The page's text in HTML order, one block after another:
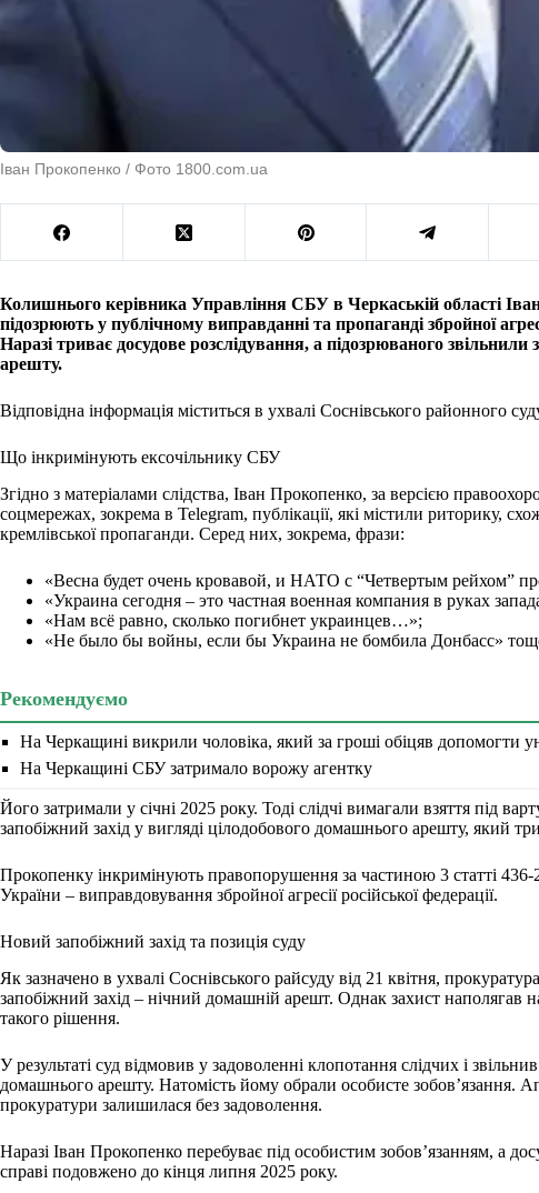
Іван Прокопенко / Фото 1800.com.ua
Колишнього керівника Управління СБУ в Черкаській області
підозрюють у публічному виправданні та пропаганді збройної
Наразі триває досудове розслідування, а підозрюваного звільнили
арешту.
Відповідна інформація міститься в ухвалі Соснівського районного
Що інкримінують ексочільнику СБУ
Згідно з матеріалами слідства, Іван Прокопенко, за версією
соцмережах, зокрема в Telegram, публікації, які містили риторику,
кремлівської пропаганди. Серед них, зокрема, фрази:
«Весна будет очень кровавой, и НАТО с “Четвертым рейхом”
«Украина сегодня – это частная военная компания в руках
«Нам всё равно, сколько погибнет украинцев…»;
«Не было бы войны, если бы Украина не бомбила Донбасс»
Рекомендуємо
На Черкащині викрили чоловіка, який за гроші обіцяв допомогти
На Черкащині СБУ затримало ворожу агентку
Його затримали у січні 2025 року. Тоді слідчі вимагали взяття під
запобіжний захід у вигляді цілодобового домашнього арешту, який
Прокопенку інкримінують правопорушення за частиною 3 статті
України – виправдовування збройної агресії російської федерації.
Новий запобіжний захід та позиція суду
Як зазначено в ухвалі Соснівського райсуду від 21 квітня,
запобіжний захід – нічний домашній арешт. Однак захист наполягав
такого рішення.
У результаті суд відмовив у задоволенні клопотання слідчих і
домашнього арешту. Натомість йому обрали особисте зобов’язання.
прокуратури залишилася без задоволення.
Наразі Іван Прокопенко перебуває під особистим зобов’язанням, а
справі подовжено до кінця липня 2025 року.